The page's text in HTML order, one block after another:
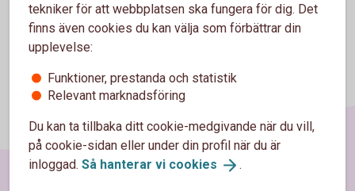
tekniker för att webbplatsen ska fungera för dig. Det
finns även cookies du kan välja som förbättrar din
upplevelse:
Funktioner, prestanda och statistik
Relevant marknadsföring
Du kan ta tillbaka ditt cookie-medgivande när du vill,
på cookie-sidan eller under din profil när du är
inloggad. Så hanterar vi cookies .